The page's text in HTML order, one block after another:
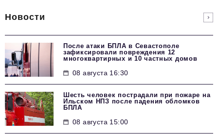
Новости
После атаки БПЛА в Севастополе
зафиксировали повреждения 12
многоквартирных и 10 частных домов
08 августа 16:30
Шесть человек пострадали при пожаре на
Ильском НПЗ после падения обломков
БПЛА
08 августа 15:00